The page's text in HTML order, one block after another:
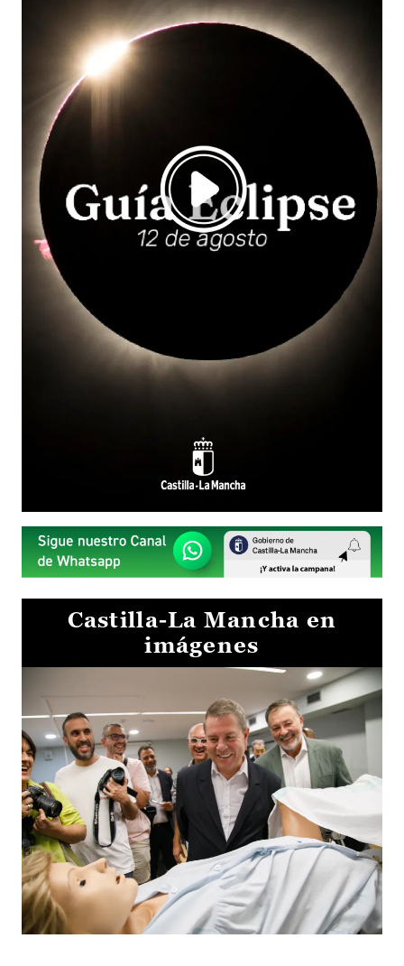
Castilla-La Mancha en
imágenes